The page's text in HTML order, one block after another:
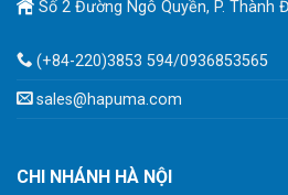
Số 2 Đường Ngô Quyền, P. Thành
(+84-220)3853 594/0936853565
sales@hapuma.com
CHI NHÁNH HÀ NỘI